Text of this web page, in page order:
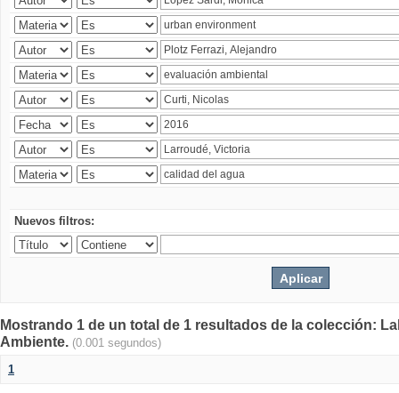
Nuevos filtros:
Mostrando 1 de un total de 1 resultados de la colección:
Ambiente. (0.001 segundos)
1